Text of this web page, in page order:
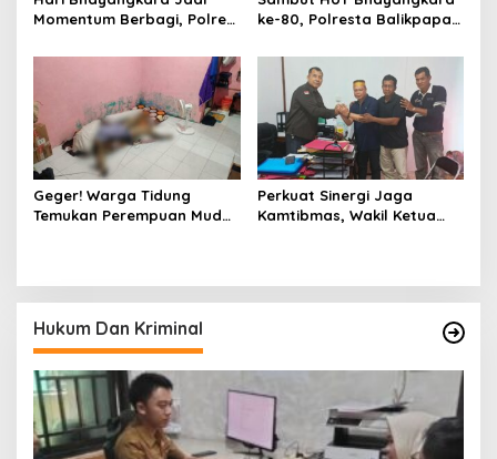
Momentum Berbagi, Polres
Membutuhkan
ke-80, Polresta Balikpapan
Asuhan Jabal Rahmah
Geger! Warga Tidung
Temukan Perempuan Muda
Perkuat Sinergi Jaga
Kamtibmas, Wakil Ketua
Hukum Dan Kriminal